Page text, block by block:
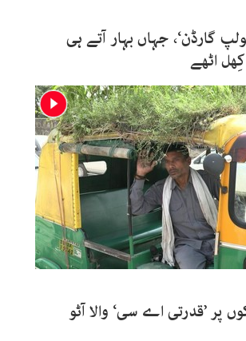
گارڈن‘، جہاں بہار آتے ہی
اٹھے
پر ’قدرتی اے سی‘ والا آٹو